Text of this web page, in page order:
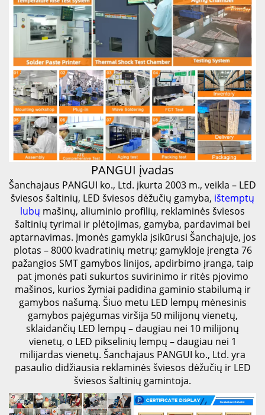
PANGUI įvadas
Šanchajaus PANGUI ko., Ltd. įkurta 2003 m., veikla – LED
šviesos šaltinių, LED šviesos dėžučių gamyba, ištemptų
lubų mašinų, aliuminio profilių, reklaminės šviesos
šaltinių tyrimai ir plėtojimas, gamyba, pardavimai bei
aptarnavimas. Įmonės gamykla įsikūrusi Šanchajuje, jos
plotas – 8000 kvadratinių metrų; gamykloje įrengta 76
pažangios SMT gamybos linijos, apdirbimo įranga, taip
pat įmonės pati sukurtos suvirinimo ir ritės pjovimo
mašinos, kurios žymiai padidina gaminio stabilumą ir
gamybos našumą. Šiuo metu LED lempų mėnesinis
gamybos pajėgumas viršija 50 milijonų vienetų,
sklaidančių LED lempų – daugiau nei 10 milijonų
vienetų, o LED pikselinių lempų – daugiau nei 1
milijardas vienetų. Šanchajaus PANGUI ko., Ltd. yra
pasaulio didžiausia reklaminės šviesos dėžučių ir LED
šviesos šaltinių gamintoja.